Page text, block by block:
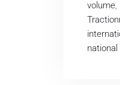
volume,
national